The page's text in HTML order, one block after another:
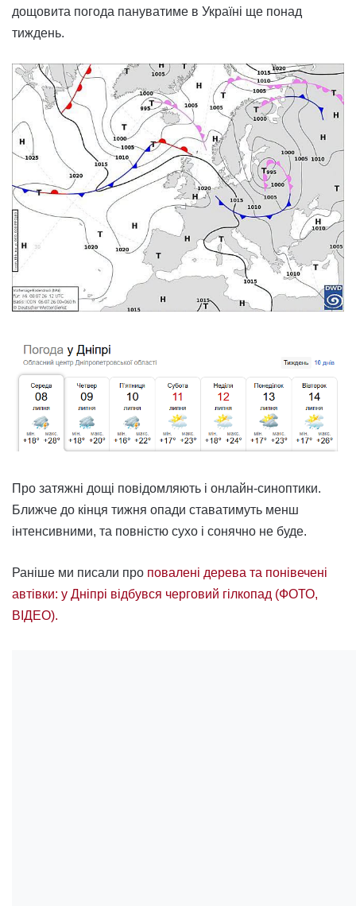
дощовита погода пануватиме в Україні ще понад
тиждень.
Про затяжні дощі повідомляють і онлайн-синоптики.
Ближче до кінця тижня опади ставатимуть менш
інтенсивними, та повністю сухо і сонячно не буде.
Раніше ми писали про повалені дерева та понівечені
автівки: у Дніпрі відбувся черговий гілкопад (ФОТО,
ВІДЕО).